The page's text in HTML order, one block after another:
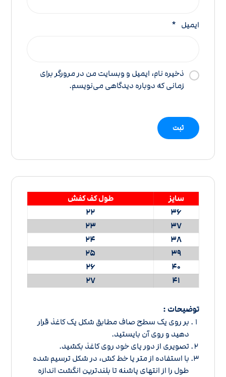
ایمیل *
ذخیره نام، ایمیل و وبسایت من در مرورگر برای
زمانی که دوباره دیدگاهی می‌نویسم.
سایز
طول کف کفش
36
22
37
23
38
24
39
25
40
26
41
27
توضیحات :
بر روی یک سطح صاف مطابق شکل یک کاغذ قرار
دهید و روی آن بایستید.
تصویری از دور پای خود روی کاغذ بکشید.
با استفاده از متر یا خط کش، در شکل ترسیم شده
طول را از انتهای پاشنه تا بلندترین انگشت اندازه